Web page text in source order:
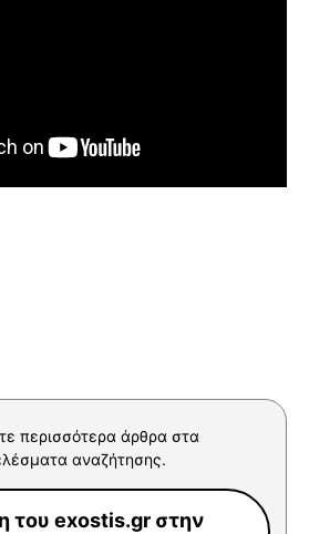
περισσότερα άρθρα στα
αναζήτησης.
του exostis.gr στην